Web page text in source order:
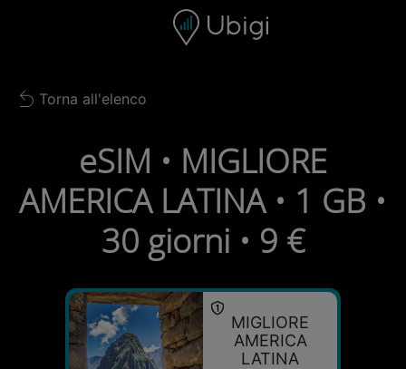
Barra di navigazione
Back to list
Torna all'elenco
eSIM • MIGLIORE
AMERICA LATINA • 1 GB •
30 giorni • 9 €
MIGLIORE
AMERICA
LATINA